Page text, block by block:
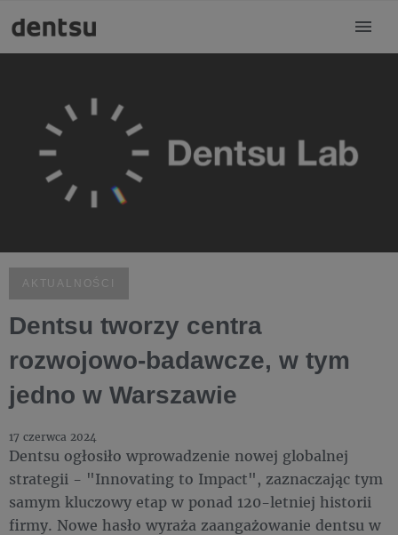
AKTUALNOŚCI
Dentsu tworzy centra
rozwojowo-badawcze, w tym
jedno w Warszawie
17 czerwca 2024
Dentsu ogłosiło wprowadzenie nowej globalnej
strategii - "Innovating to Impact", zaznaczając tym
samym kluczowy etap w ponad 120-letniej historii
firmy. Nowe hasło wyraża zaangażowanie dentsu w